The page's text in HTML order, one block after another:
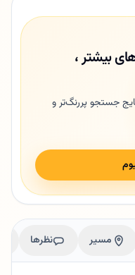
بیشتر ،
جستجو پررنگ‌تر و
مسیر نظرها